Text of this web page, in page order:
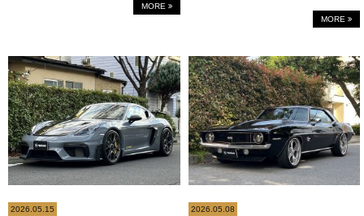
MORE
MORE
2026.05.15 2026.05.08